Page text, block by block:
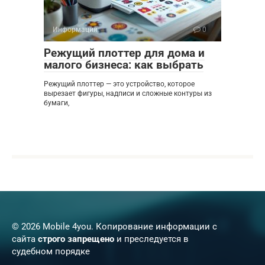
Информация 0
Режущий плоттер для дома и
малого бизнеса: как выбрать
Режущий плоттер — это устройство, которое
вырезает фигуры, надписи и сложные контуры из
бумаги,
© 2026 Mobile 4you. Копирование информации с
сайта строго запрещено и преследуется в
судебном порядке